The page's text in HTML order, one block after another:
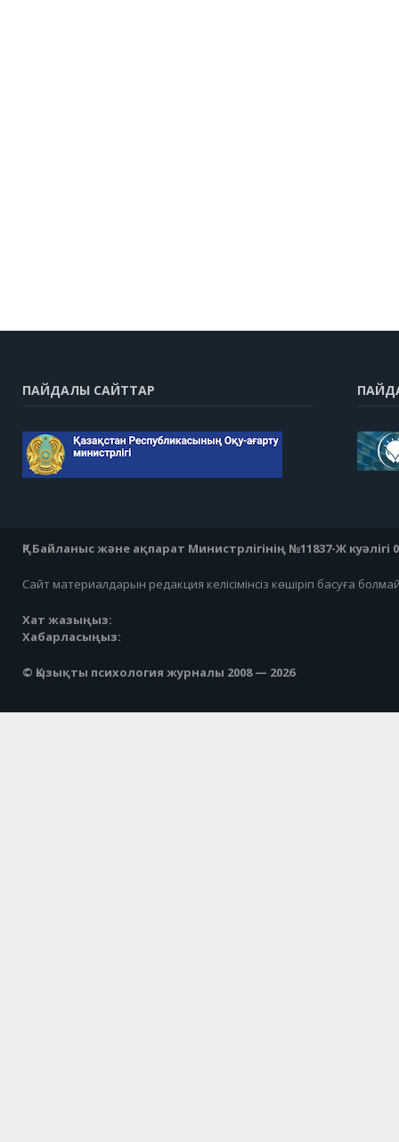
ПАЙДАЛЫ САЙТТАР
ҚР Байланыс және ақпарат Министрлігінің №11837-Ж куәлігі
Сайт материалдарын редакция келісімінсіз көшіріп басуға
Хат жазыңыз:
Хабарласыңыз:
© Қызықты психология журналы 2008 — 2026